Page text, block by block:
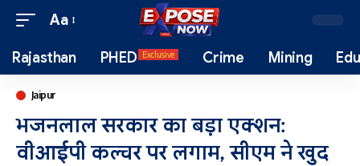
Aa
Rajasthan PHED Exclusive Crime Mining
Jaipur
भजनलाल सरकार का बड़ा एक्शन:
वीआईपी कल्चर पर लगाम, सीएम ने खुद